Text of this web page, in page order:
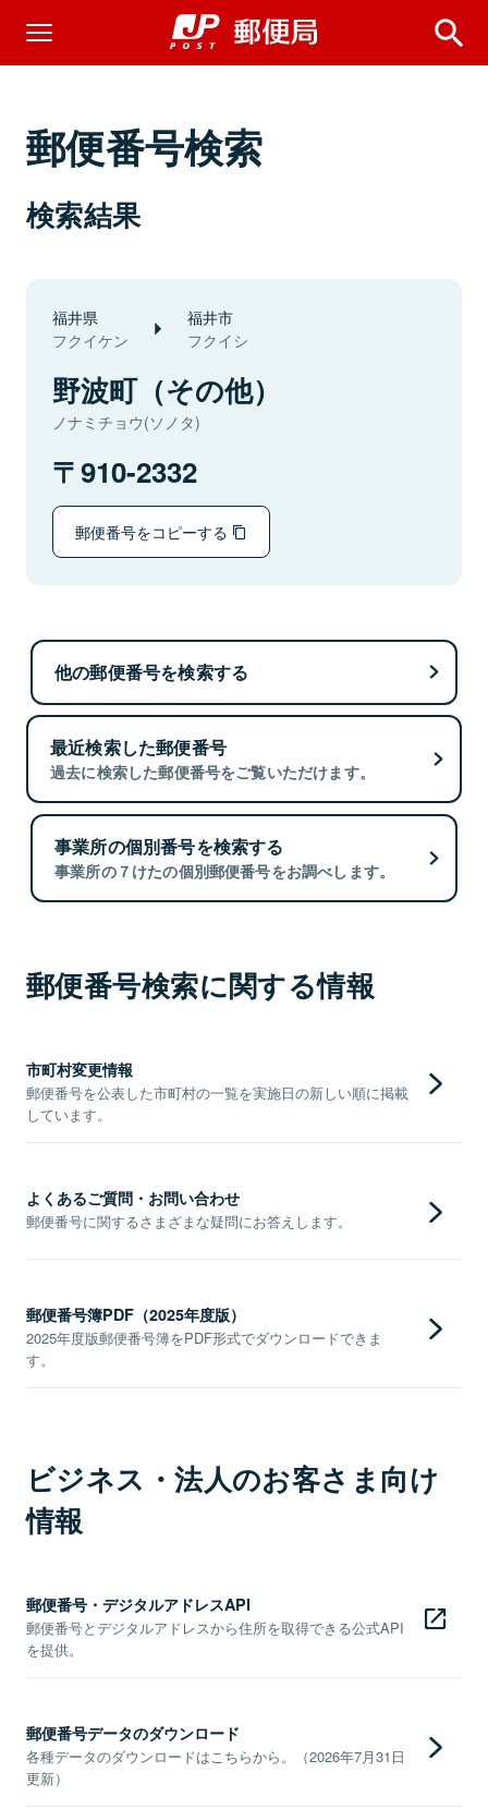
郵便番号検索
検索結果
福井県
フクイケン
福井市
フクイシ
野波町（その他）
ノナミチョウ(ソノタ)
910-2332
郵便番号をコピーする
他の郵便番号を検索する
最近検索した郵便番号
過去に検索した郵便番号をご覧いただけます。
事業所の個別番号を検索する
事業所の７けたの個別郵便番号をお調べします。
郵便番号検索に関する情報
市町村変更情報
郵便番号を公表した市町村の一覧を実施日の新しい順に掲載
しています。
よくあるご質問・お問い合わせ
郵便番号に関するさまざまな疑問にお答えします。
郵便番号簿PDF（2025年度版）
2025年度版郵便番号簿をPDF形式でダウンロードできま
す。
ビジネス・法人のお客さま向け
情報
郵便番号・デジタルアドレスAPI
郵便番号とデジタルアドレスから住所を取得できる公式API
を提供。
郵便番号データのダウンロード
各種データのダウンロードはこちらから。（2026年7月31日
更新）